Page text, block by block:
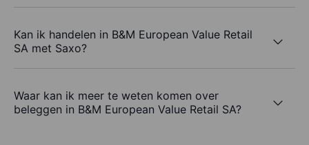
Kan ik handelen in B&M European Value Retail
SA met Saxo?
Waar kan ik meer te weten komen over
beleggen in B&M European Value Retail SA?